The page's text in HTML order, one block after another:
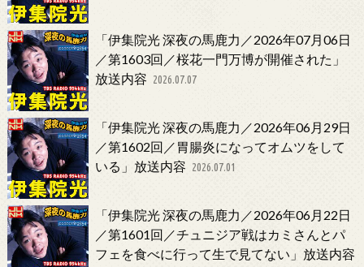
「伊集院光 深夜の馬鹿力／2026年07月06日
／第1603回／桜花一門万博が開催された」
放送内容 2026.07.07
「伊集院光 深夜の馬鹿力／2026年06月29日
／第1602回／胃腸炎になってオムツをして
いる」放送内容 2026.07.01
「伊集院光 深夜の馬鹿力／2026年06月22日
／第1601回／チュニジア戦はカミさんとパ
フェを食べに行って生で見てない」放送内容